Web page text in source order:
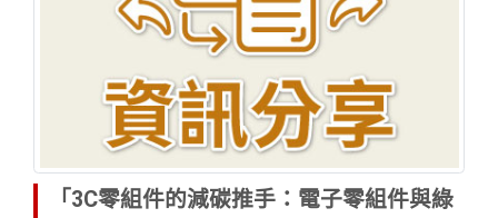
「3C零組件的減碳推手：電子零組件與綠